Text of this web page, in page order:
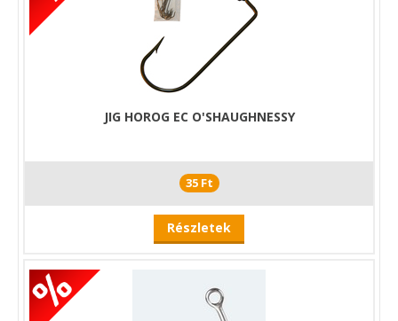
JIG HOROG EC O'SHAUGHNESSY
35 Ft
Részletek